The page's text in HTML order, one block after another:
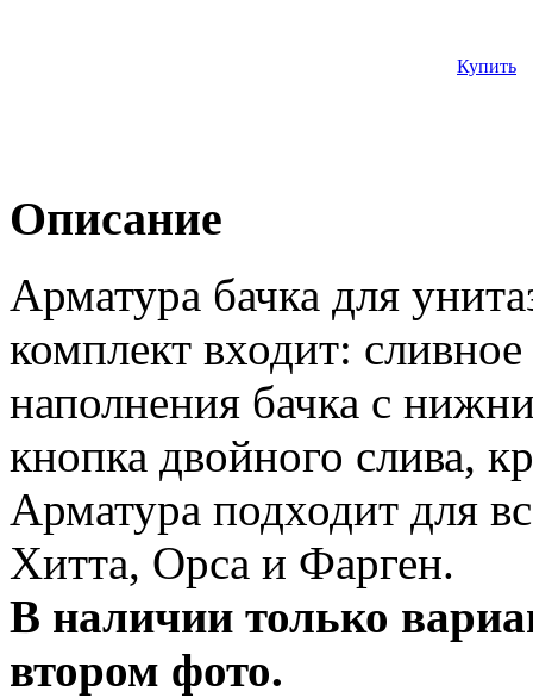
Купить
Описание
Арматура бачка для
комплект входит:
наполнения бачка с
кнопка двойного слива,
Арматура подходит для
Хитта, Орса и Фарген.
В наличии только
втором фото.